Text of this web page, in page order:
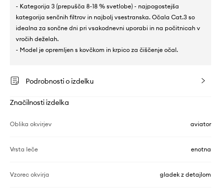
- Kategorija 3 (prepušča 8-18 % svetlobe) - najpogostejša
kategorija senčnih filtrov in najbolj vsestranska. Očala Cat.3 so
idealna za sončne dni pri vsakodnevni uporabi in na počitnicah v
vročih deželah.
- Model je opremljen s kovčkom in krpico za čiščenje očal.
Podrobnosti o izdelku
Značilnosti izdelka
Oblika okvirjev aviator
Vrsta leče enotna
Vzorec okvirja gladek z detajlom